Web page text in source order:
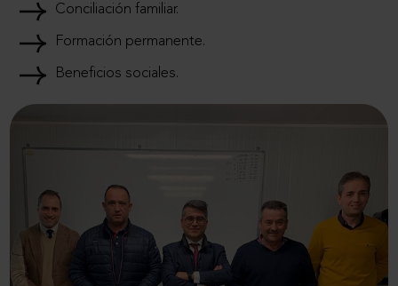
Conciliación familiar.
Formación permanente.
Beneficios sociales.